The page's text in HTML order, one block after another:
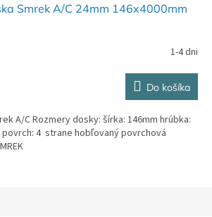
Smrek A/C 24mm 146x4000mm
1-4 dni
Do košíka
A/C Rozmery dosky: šírka: 146mm hrúbka:
povrch: 4 strane hobľovaný povrchová